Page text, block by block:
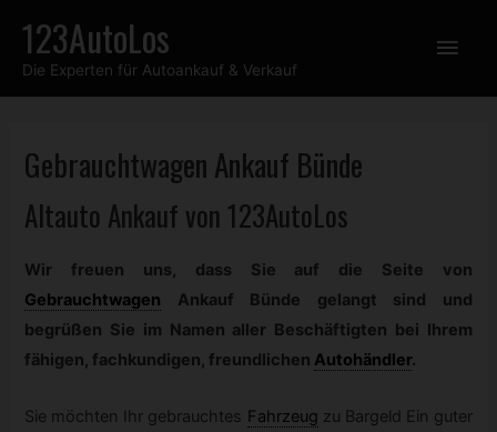
Inhalt
springen
123AutoLos
Die Experten für Autoankauf & Verkauf
GebrauchtwagenAnkauf Bünde
Altauto Ankauf von 123AutoLos
Wir freuen uns, dass Sie auf die Seite von
Gebrauchtwagen
Ankauf Bünde gelangt sind und
begrüßen Sie im Namen aller Beschäftigten bei Ihrem
fähigen, fachkundigen, freundlichen Autohändler.
Sie möchten Ihr gebrauchtes Fahrzeug zu Bargeld Ein guter